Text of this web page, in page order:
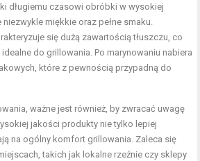
długiemu czasowi obróbki w wysokiej
miękkie oraz pełne smaku.
się dużą zawartością tłuszczu, co
do grillowania. Po marynowaniu nabiera
które z pewnością przypadną do
ważne jest również, by zwracać uwagę
jakości produkty nie tylko lepiej
na ogólny komfort grillowania. Zaleca się
takich jak lokalne rzeźnie czy sklepy